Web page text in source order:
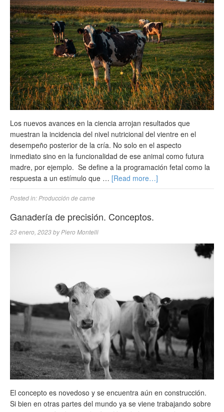
Los nuevos avances en la ciencia arrojan resultados que
muestran la incidencia del nivel nutricional del vientre en el
desempeño posterior de la cría. No solo en el aspecto
inmediato sino en la funcionalidad de ese animal como futura
madre, por ejemplo. Se define a la programación fetal como la
respuesta a un estímulo que … [Read more…]
Posted in: Producción de carne
Ganadería de precisión. Conceptos.
23 enero, 2023by Piero Montelli
El concepto es novedoso y se encuentra aún en construcción.
Si bien en otras partes del mundo ya se viene trabajando sobre